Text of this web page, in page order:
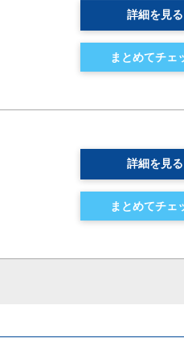
詳細を見る
詳細を見る